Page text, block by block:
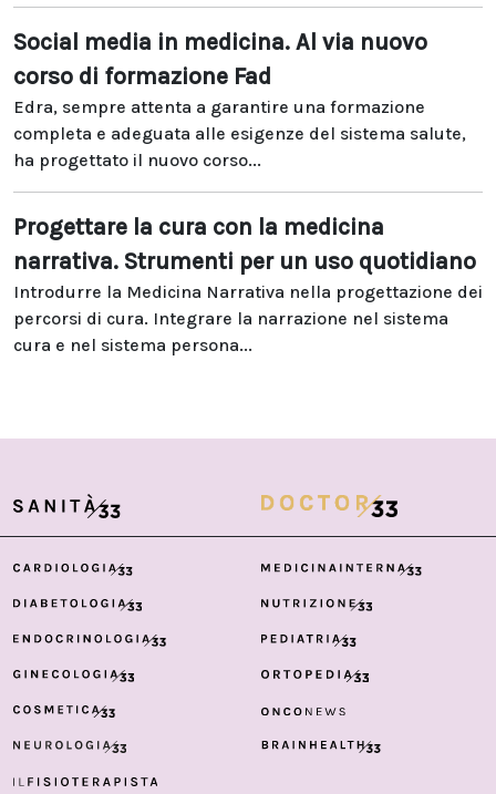
Social media in medicina. Al via nuovo
corso di formazione Fad
Edra, sempre attenta a garantire una formazione
completa e adeguata alle esigenze del sistema salute,
ha progettato il nuovo corso...
Progettare la cura con la medicina
narrativa. Strumenti per un uso quotidiano
Introdurre la Medicina Narrativa nella progettazione dei
percorsi di cura. Integrare la narrazione nel sistema
cura e nel sistema persona...